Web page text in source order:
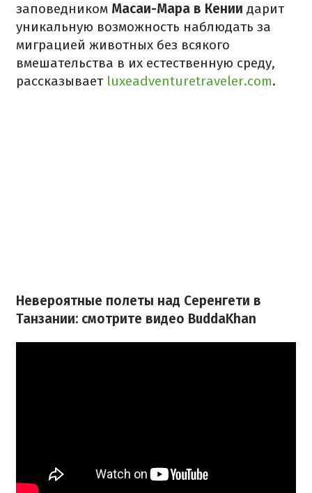
заповедником Масаи-Мара в Кении дарит
уникальную возможность наблюдать за
миграцией животных без всякого
вмешательства в их естественную среду,
рассказывает luxeadventuretraveler.com.
Невероятные полеты над Серенгети в
Танзании: смотрите видео BuddaKhan